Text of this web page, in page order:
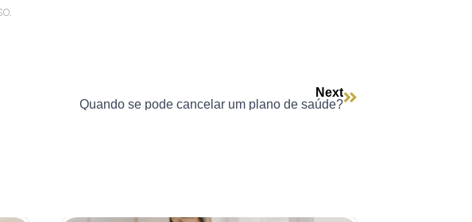
Next
Quando se pode cancelar um plano de saúde?